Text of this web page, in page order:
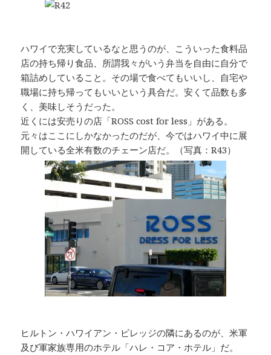
ハワイで充実しているなと思うのが、こういった食料品
店の持ち帰り食品、所謂我々がいう弁当を自由に自分で
箱詰めしていること。その場で食べてもいいし、自宅や
職場に持ち帰ってもいいという具合だ。安くて品数も多
く、美味しそうだった。
近くには安売りの店「ROSS cost for less」がある。
元々はここにしかなかったのだが、今ではハワイ中に展
開している全米有数のチェーン店だ。（写真：R43）
ヒルトン・ハワイアン・ビレッジの隣にあるのが、米軍
及び軍家族専用のホテル「ハレ・コア・ホテル」だ。